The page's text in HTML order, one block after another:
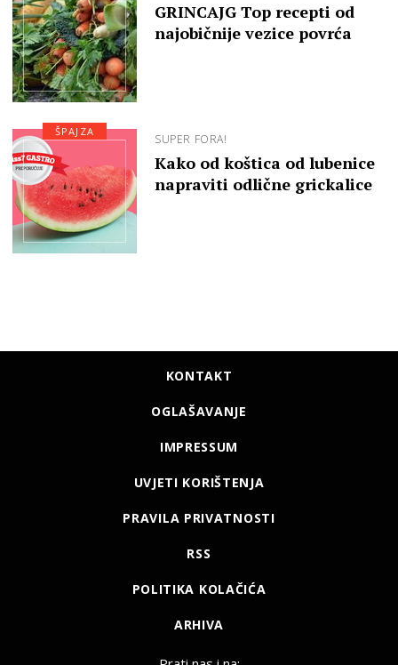
GRINCAJG Top recepti od
najobičnije vezice povrća
SUPER FORA!
Kako od koštica od lubenice
napraviti odlične grickalice
ŠPAJZA
KONTAKT
OGLAŠAVANJE
IMPRESSUM
UVJETI KORIŠTENJA
PRAVILA PRIVATNOSTI
RSS
POLITIKA KOLAČIĆA
ARHIVA